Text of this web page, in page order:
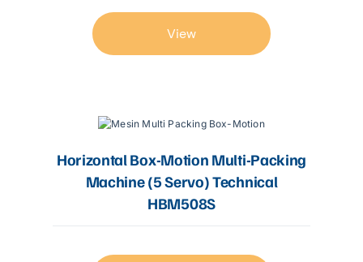
View
Horizontal Box-Motion Multi-Packing
Machine (5 Servo) Technical
HBM508S